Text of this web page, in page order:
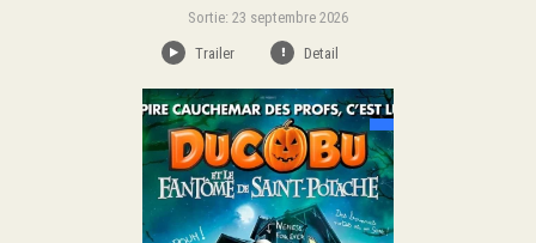
Sortie: 23 septembre 2026
Trailer
Detail